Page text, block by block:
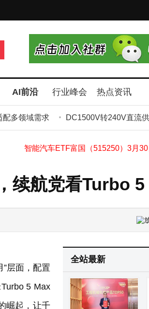
AI前沿 行业峰会 热点资讯
领域需求 DC1500V转240V直流供
AI营销新突破：快手商业AI如何实
续航党看Turbo
层面，配置
5 Max
崛起，让千
全站最新